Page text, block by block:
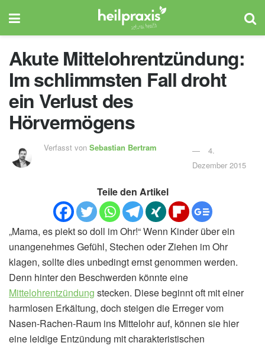
Akute Mittelohrentzündung:
Im schlimmsten Fall droht
ein Verlust des
Hörvermögens
Verfasst vonSebastian Bertram
4.
Dezember 2015
Teile den Artikel
„Mama, es piekt so doll im Ohr!“ Wenn Kinder über ein
unangenehmes Gefühl, Stechen oder Ziehen im Ohr
klagen, sollte dies unbedingt ernst genommen werden.
Denn hinter den Beschwerden könnte eine
Mittelohrentzündung stecken. Diese beginnt oft mit einer
harmlosen Erkältung, doch steigen die Erreger vom
Nasen-Rachen-Raum ins Mittelohr auf, können sie hier
eine leidige Entzündung mit charakteristischen